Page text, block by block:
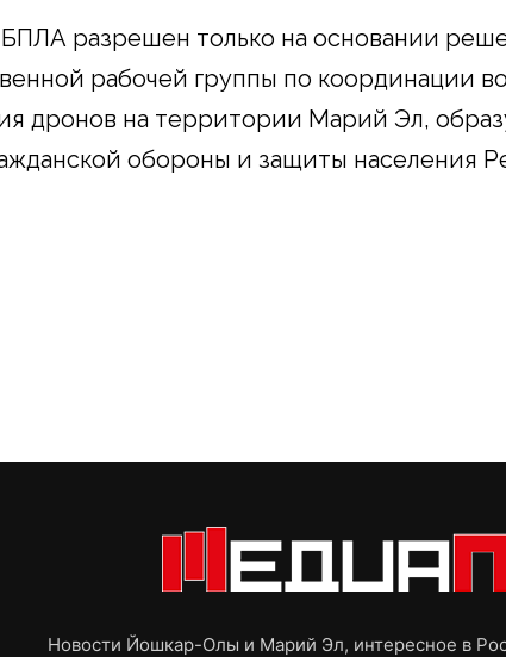
разрешен только на основании
рабочей группы по координации
дронов на территории Марий Эл,
обороны и защиты населения
Новости Йошкар-Олы и Марий Эл, интересное в